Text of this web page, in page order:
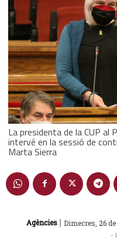
La presidenta de la CUP al
intervé en la sessió de
Marta Sierra
Agències | Dimecres, 26
-